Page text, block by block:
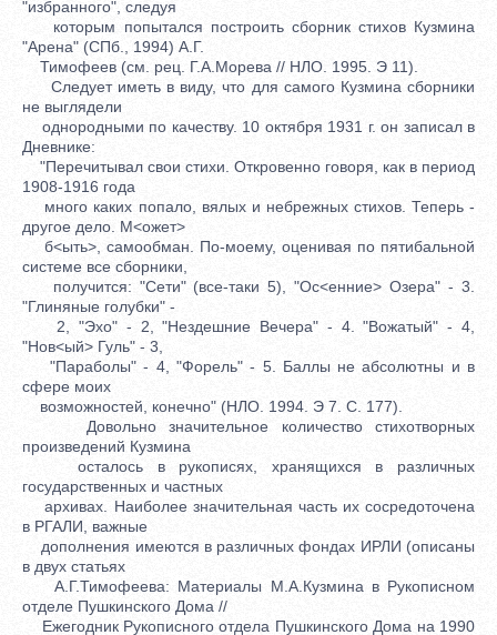
"избранного", следуя
которым попытался построить сборник стихов Кузмина
"Арена" (СПб., 1994) А.Г.
Тимофеев (см. рец. Г.А.Морева // НЛО. 1995. Э 11).
Следует иметь в виду, что для самого Кузмина сборники
не выглядели
однородными по качеству. 10 октября 1931 г. он записал в
Дневнике:
"Перечитывал свои стихи. Откровенно говоря, как в период
1908-1916 года
много каких попало, вялых и небрежных стихов. Теперь -
другое дело. М<ожет>
б<ыть>, самообман. По-моему, оценивая по пятибальной
системе все сборники,
получится: "Сети" (все-таки 5), "Ос<енние> Озера" - 3.
"Глиняные голубки" -
2, "Эхо" - 2, "Нездешние Вечера" - 4. "Вожатый" - 4,
"Нов<ый> Гуль" - 3,
"Параболы" - 4, "Форель" - 5. Баллы не абсолютны и в
сфере моих
возможностей, конечно" (НЛО. 1994. Э 7. С. 177).
Довольно значительное количество стихотворных
произведений Кузмина
осталось в рукописях, хранящихся в различных
государственных и частных
архивах. Наиболее значительная часть их сосредоточена
в РГАЛИ, важные
дополнения имеются в различных фондах ИРЛИ (описаны
в двух статьях
А.Г.Тимофеева: Материалы М.А.Кузмина в Рукописном
отделе Пушкинского Дома //
Ежегодник Рукописного отдела Пушкинского Дома на 1990